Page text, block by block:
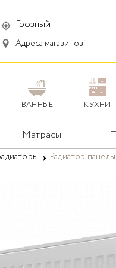
Грозный
Адреса магазинов
ВАННЫЕ КУХНИ
Матрасы
Радиатор